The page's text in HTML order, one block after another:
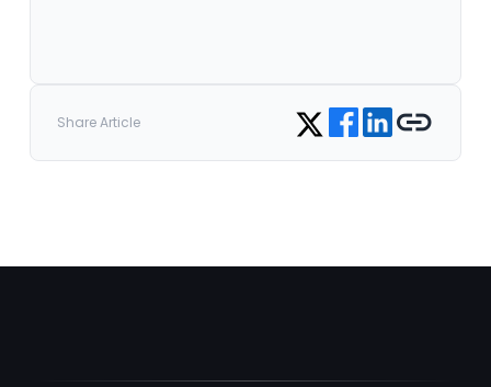
Share Article Share on Twitter
Share on Facebook
Share on LinkedIn
Copy link